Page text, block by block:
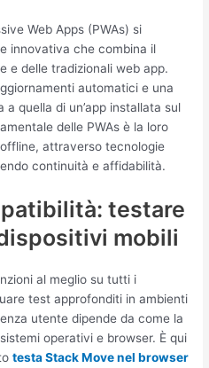
Web Apps (PWAs) si
innovativa che combina il
e delle tradizionali web app.
automatici e una
quella di un’app installata sul
delle PWAs è la loro
attraverso tecnologie
continuità e affidabilità.
testare
mobili
al meglio su tutti i
test approfonditi in ambienti
utente dipende da come la
operativi e browser. È qui
testa Stack Move nel browser